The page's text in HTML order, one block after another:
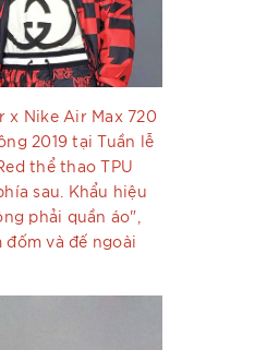
x Nike Air Max 720
2019 tại Tuần lễ
thể thao TPU
sau. Khẩu hiệu
phải quần áo",
và đế ngoài